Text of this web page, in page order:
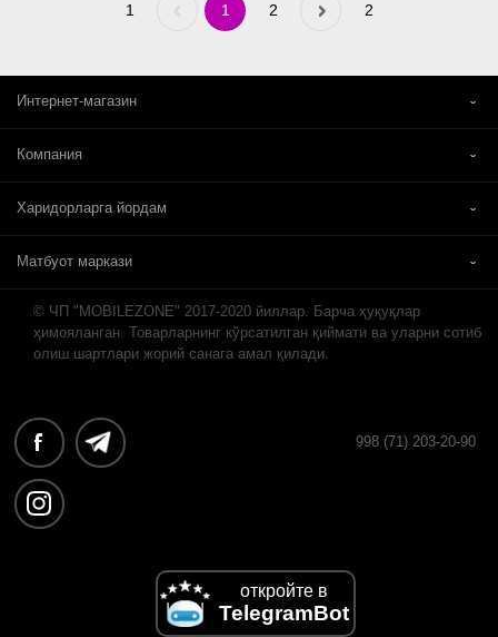
1 Previous
1 2 »Next 2
Интернет-магазин
Компания
Харидорларга йордам
Матбуот маркази
© ЧП "MOBILEZONE" 2017-2020 йиллар. Барча ҳуқуқлар
ҳимояланган. Товарларнинг кўрсатилган қиймати ва уларни сотиб
олиш шартлари жорий санага амал қилади.
998 (71) 203-20-90
откройте в
TelegramBot